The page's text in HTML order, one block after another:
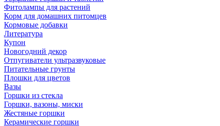
Фитолампы для растений
Корм для домашних питомцев
Кормовые добавки
Литература
Купон
Новогодний декор
Отпугиватели ультразвуковые
Питательные грунты
Плошки для цветов
Вазы
Горшки из стекла
Горшки, вазоны, миски
Жестяные горшки
Керамические горшки